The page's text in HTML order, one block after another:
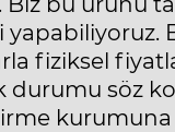
fiziksel
durumu söz